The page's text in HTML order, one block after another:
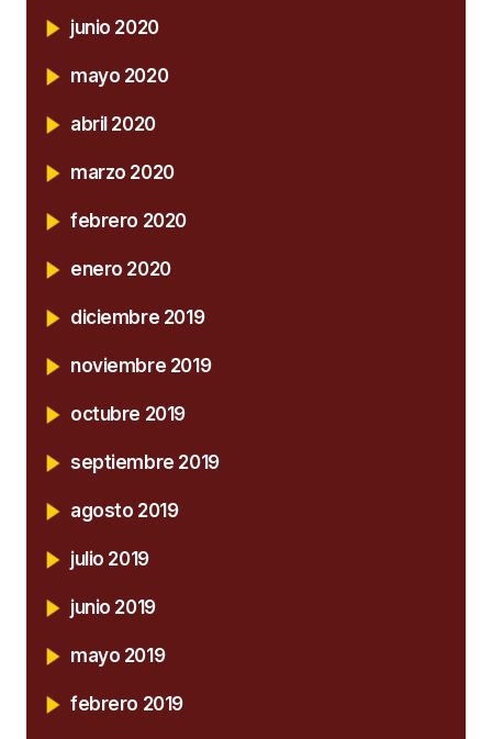
junio 2020
mayo 2020
abril 2020
marzo 2020
febrero 2020
enero 2020
diciembre 2019
noviembre 2019
octubre 2019
septiembre 2019
agosto 2019
julio 2019
junio 2019
mayo 2019
febrero 2019